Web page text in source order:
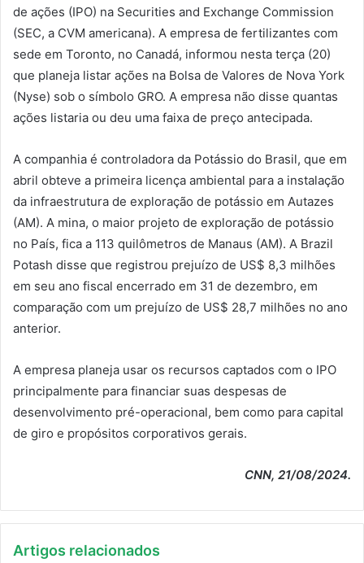
de ações (IPO) na Securities and Exchange Commission
(SEC, a CVM americana). A empresa de fertilizantes com
sede em Toronto, no Canadá, informou nesta terça (20)
que planeja listar ações na Bolsa de Valores de Nova York
(Nyse) sob o símbolo GRO. A empresa não disse quantas
ações listaria ou deu uma faixa de preço antecipada.
A companhia é controladora da Potássio do Brasil, que em
abril obteve a primeira licença ambiental para a instalação
da infraestrutura de exploração de potássio em Autazes
(AM). A mina, o maior projeto de exploração de potássio
no País, fica a 113 quilômetros de Manaus (AM). A Brazil
Potash disse que registrou prejuízo de US$ 8,3 milhões
em seu ano fiscal encerrado em 31 de dezembro, em
comparação com um prejuízo de US$ 28,7 milhões no ano
anterior.
A empresa planeja usar os recursos captados com o IPO
principalmente para financiar suas despesas de
desenvolvimento pré-operacional, bem como para capital
de giro e propósitos corporativos gerais.
CNN, 21/08/2024.
Artigos relacionados